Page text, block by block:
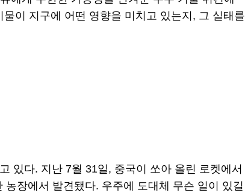
이 지구에 어떤 영향을 미치고 있는지, 그 실태를
있다. 지난 7월 31일, 중국이 쏘아 올린 로켓에서
장에서 발견됐다. 우주에 도대체 무슨 일이 있길